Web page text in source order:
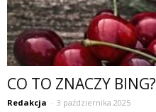
CO TO ZNACZY BING?
Redakcja - 3 października 2025